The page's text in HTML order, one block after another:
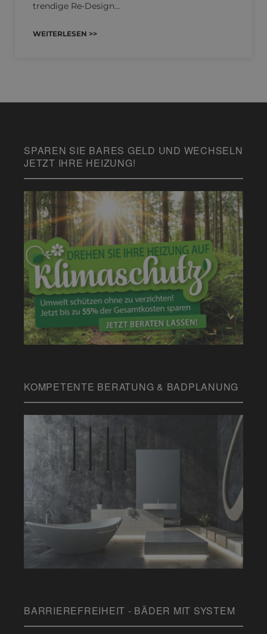
trendige Re-Design…
WEITERLESEN >>
SPAREN SIE BARES GELD UND WECHSELN
JETZT IHRE HEIZUNG!
KOMPETENTE BERATUNG & BADPLANUNG
BARRIEREFREIHEIT - BÄDER MIT SYSTEM